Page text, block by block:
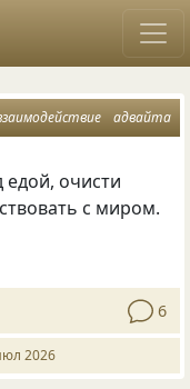
адвайта
едой, очисти
с миром.
6
2026